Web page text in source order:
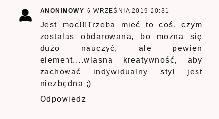
ANONIMOWY 6 WRZEŚNIA 2019 20:31
Jest moc!!!Trzeba mieć to coś, czym
zostalas obdarowana, bo można się
dużo nauczyć, ale pewien
element....wlasna kreatywność, aby
zachować indywidualny styl jest
niezbędna ;)
Odpowiedz